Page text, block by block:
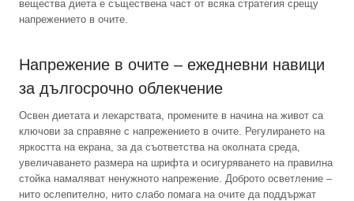
вещества диета е съществена част от всяка стратегия срещу
напрежението в очите.
Напрежение в очите – ежедневни навици
за дългосрочно облекчение
Освен диетата и лекарствата, промените в начина на живот са
ключови за справяне с напрежението в очите. Регулирането на
яркостта на екрана, за да съответства на околната среда,
увеличаването размера на шрифта и осигуряването на правилна
стойка намаляват ненужното напрежение. Доброто осветление –
нито ослепително, нито слабо помага на очите да поддържат